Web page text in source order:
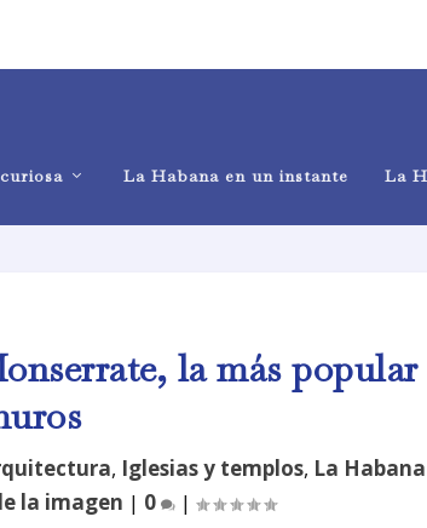
La Habana en un instante La
la más popular
, Iglesias y templos, La Habana
la imagen | 0 |